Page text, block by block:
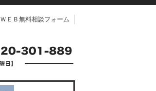
ＷＥＢ無料相談フォーム